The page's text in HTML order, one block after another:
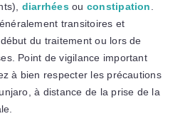
diarrhéesou constipation.
transitoires et
du traitement ou lors de
Point de vigilance important
à bien respecter les précautions
à distance de la prise de la